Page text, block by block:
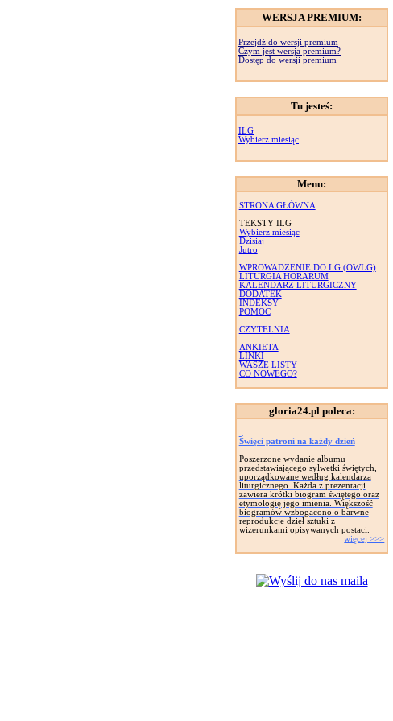
WERSJA PREMIUM:
Przejdź do wersji premium
Czym jest wersja premium?
Dostęp do wersji premium
Tu jesteś:
ILG
Wybierz miesiąc
Menu:
STRONA GŁÓWNA
TEKSTY ILG
Wybierz miesiąc
Dzisiaj
Jutro
WPROWADZENIE DO LG (OWLG)
LITURGIA HORARUM
KALENDARZ LITURGICZNY
DODATEK
INDEKSY
POMOC
CZYTELNIA
ANKIETA
LINKI
WASZE LISTY
CO NOWEGO?
gloria24.pl poleca:
Święci patroni na każdy dzień
Poszerzone wydanie albumu
przedstawiającego sylwetki świętych,
uporządkowane według kalendarza
liturgicznego. Każda z prezentacji
zawiera krótki biogram świętego oraz
etymologię jego imienia. Większość
biogramów wzbogacono o barwne
reprodukcje dzieł sztuki z
wizerunkami opisywanych postaci.
więcej >>>